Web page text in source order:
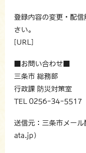
登録内容の変更・配
さい。
[URL]
■お問い合わせ■
三条市 総務部
行政課 防災対策室
TEL 0256-34-5517
送信元：三条市メー
ata.jp）